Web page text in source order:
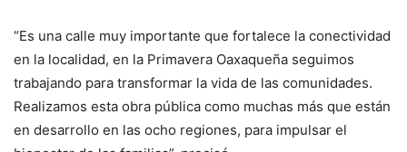
“Es una calle muy importante que fortalece la conectividad
en la localidad, en la Primavera Oaxaqueña seguimos
trabajando para transformar la vida de las comunidades.
Realizamos esta obra pública como muchas más que están
en desarrollo en las ocho regiones, para impulsar el